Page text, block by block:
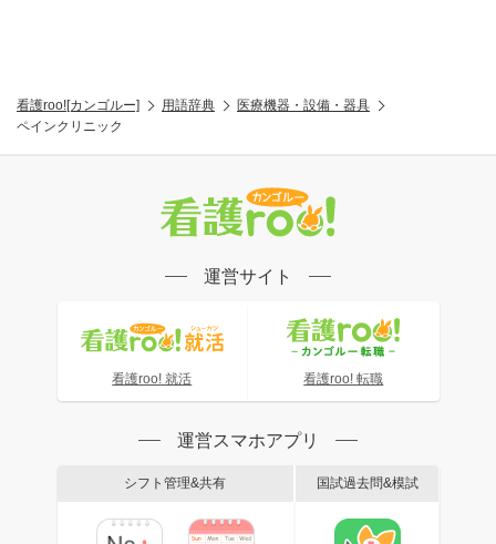
看護roo![カンゴルー] 用語辞典
医療機器・設備・器具
ペインクリニック
運営サイト
看護roo! 就活 看護roo! 転職
運営スマホアプリ
シフト管理&共有 国試過去問&模試